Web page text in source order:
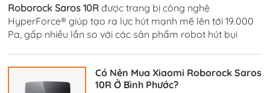
Roborock Saros 10R được trang bị công nghệ
HyperForce® giúp tạo ra lực hút mạnh mẽ lên tới 19.000
Pa, gấp nhiều lần so với các sản phẩm robot hút bụi
Có Nên Mua Xiaomi Roborock Saros
10R Ở Bình Phước?